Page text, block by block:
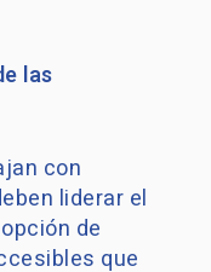
las
con
liderar el
de
que